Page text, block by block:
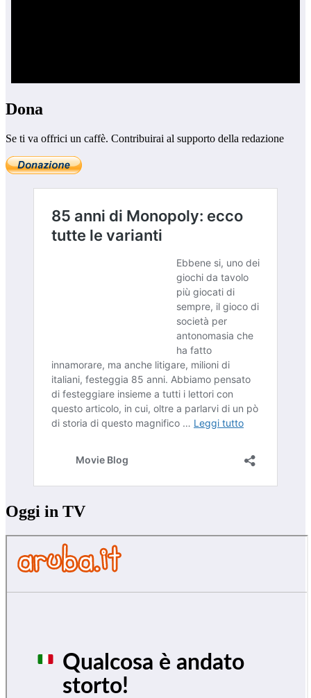
Dona
Se ti va offrici un caffè. Contribuirai al supporto della redazione
Oggi in TV